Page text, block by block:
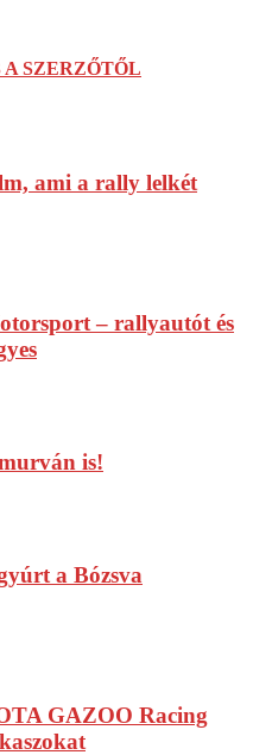
A SZERZŐTŐL
ami a rally lelkét
– rallyautót és
is!
a Bózsva
GAZOO Racing